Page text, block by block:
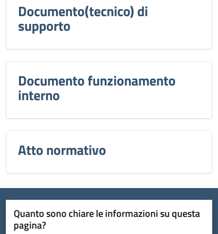
Documento(tecnico) di
supporto
Documento funzionamento
interno
Atto normativo
Quanto sono chiare le informazioni su questa
pagina?